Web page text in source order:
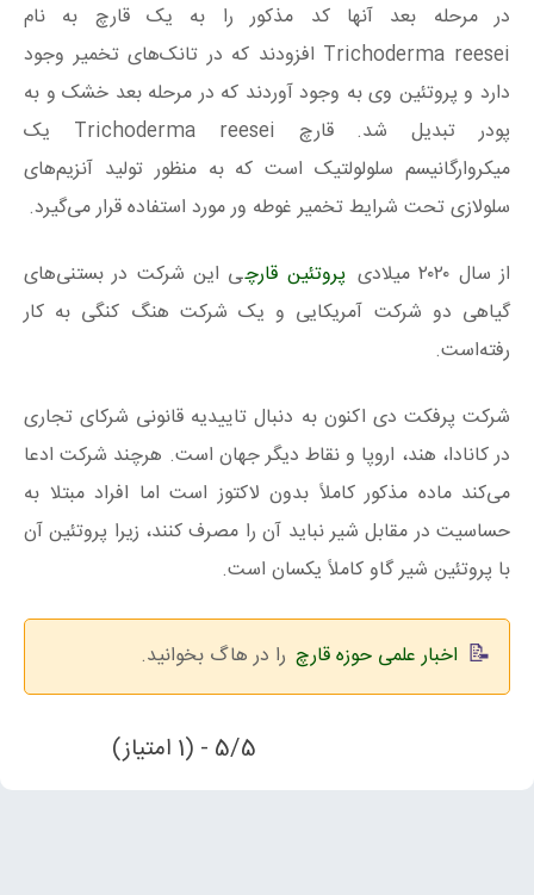
در مرحله بعد آنها کد مذکور را به یک قارچ به نام
Trichoderma reesei افزودند که در تانک‌های تخمیر وجود
دارد و پروتئین وی به وجود آوردند که در مرحله بعد خشک و به
پودر تبدیل شد. قارچ Trichoderma reesei یک
میکروارگانیسم سلولولتیک است که به منظور تولید آنزیم‌های
سلولازی تحت شرایط تخمیر غوطه ور مورد استفاده قرار می‌گیرد.
از سال ۲۰۲۰ میلادی پروتئین قارچی این شرکت در بستنی‌های
گیاهی دو شرکت آمریکایی و یک شرکت هنگ کنگی به کار
رفته‌است.
شرکت پرفکت دی اکنون به دنبال تاییدیه قانونی شرکای تجاری
در کانادا، هند، اروپا و نقاط دیگر جهان است. هرچند شرکت ادعا
می‌کند ماده مذکور کاملاً بدون لاکتوز است اما افراد مبتلا به
حساسیت در مقابل شیر نباید آن را مصرف کنند، زیرا پروتئین آن
با پروتئین شیر گاو کاملاً یکسان است.
اخبار علمی حوزه قارچ را در هاگ بخوانید.
5/5 - (1 امتیاز)